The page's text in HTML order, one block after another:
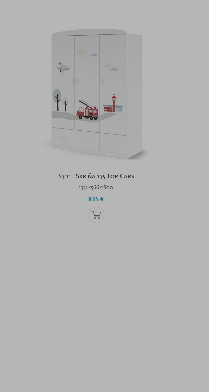
S3.11 - Skriňa 135 Top Cars
1332x566x1800
835 €